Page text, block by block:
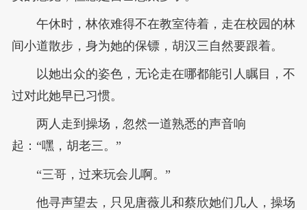
午休时，林依难得不在教室待着，走在校园的林
间小道散步，身为她的保镖，胡汉三自然要跟着。
以她出众的姿色，无论走在哪都能引人瞩目，不
过对此她早已习惯。
两人走到操场，忽然一道熟悉的声音响
起：“嘿，胡老三。”
“三哥，过来玩会儿啊。”
他寻声望去，只见唐薇儿和蔡欣她们几人，操场